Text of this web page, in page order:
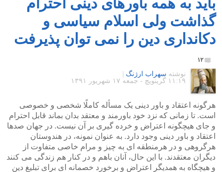
گذاشت ولی اسلام سیاسی و
دکانداری دین را نمی توان پذیرفت
۱۲
نوشته سهراب ارژنگ
۱۱:۱۹ گرينويچ - جمعه ۱۷ شهریور ۱۳۹۱
هرگونه اعتقاد و باور دینی یک مسأله کاملًا شخصی و خصوصی
است. تا زمانی که نزد خود باورمند و معتقد بدان بماند قابل احترام
و جای هیچگونه اعتراض و خرده گیری بر آن نیست. در جهان صدها
اعتقاد و باور دینی وجود دارد. به عنوان نمونه، در هندوستان
هرگروهی و در هرمنطقه ای به چیز و مرام خاصی متفاوت از
دیگران معتقدند. با این حال، آنان باهم و در کنار هم زندگی می کنند
و هیچگاه به همدیگر اعتراض و برخورد خصمانه ای برای تبلیغ دین